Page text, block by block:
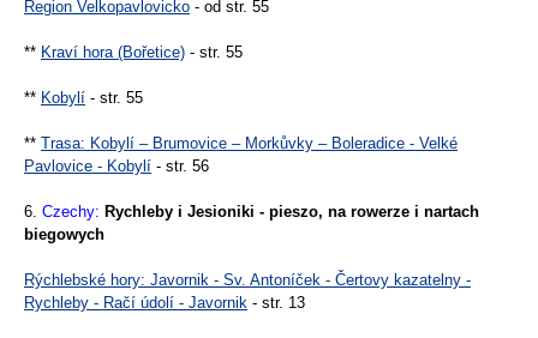
Region Velkopavlovicko - od str. 55
** Kraví hora (Bořetice) - str. 55
** Kobylí - str. 55
** Trasa: Kobylí – Brumovice – Morkůvky – Boleradice - Velké
Pavlovice - Kobylí - str. 56
6. Czechy: Rychleby i Jesioniki - pieszo, na rowerze i nartach
biegowych
Rýchlebské hory: Javornik - Sv. Antoníček - Čertovy kazatelny -
Rychleby - Račí údolí - Javornik - str. 13